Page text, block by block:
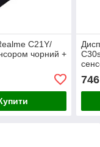
C21Y/
чорний +
746